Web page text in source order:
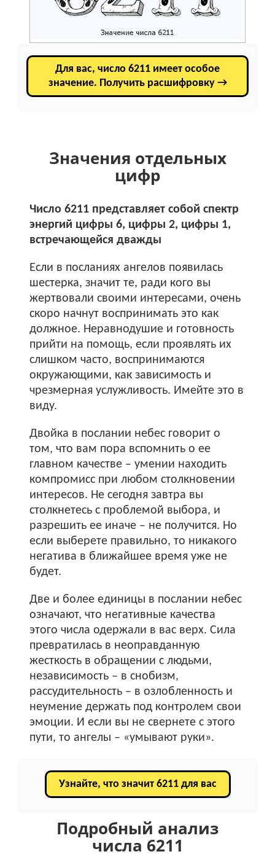
Для вас, число 6211 имеет особое
значение. Получить расшифровку →
Значения отдельных
цифр
Число 6211 представляет собой спектр
энергий цифры 6, цифры 2, цифры 1,
встречающейся дважды
Если в посланиях ангелов появилась
шестерка, значит те, ради кого вы
жертвовали своими интересами, очень
скоро начнут воспринимать это как
должное. Неравнодушие и готовность
прийти на помощь, если проявлять их
слишком часто, воспринимаются
окружающими, как зависимость и
чрезмерная услужливость. Имейте это в
виду.
Двойка в послании небес говорит о
том, что вам пора вспомнить о ее
главном качестве – умении находить
компромисс при любом столкновении
интересов. Не сегодня завтра вы
столкнетесь с проблемой выбора, и
разрешить ее иначе – не получится. Но
если выберете правильно, то никакого
негатива в ближайшее время уже не
будет.
Две и более единицы в послании небес
означают, что негативные качества
этого числа одержали в вас верх. Сила
превратилась в неоправданную
жесткость в обращении с людьми,
независимость – в снобизм,
рассудительность – в озлобленность и
неумение держать под контролем свои
эмоции. И если вы не свернете с этого
пути, то ангелы – «умывают руки».
Узнайте, что значит 6211 для вас
Подробный анализ
числа 6211